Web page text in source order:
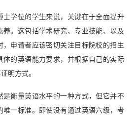
士学位的学生来说，关键在于全面提升
养。这包括学术研究、专业技能、以及
，申请者应该密切关注目标院校的招生
体的英语能力要求，并根据自己的实际
明方式。
是衡量英语水平的一种方式，但它并不
唯一标准。即使没有通过英语六级，考